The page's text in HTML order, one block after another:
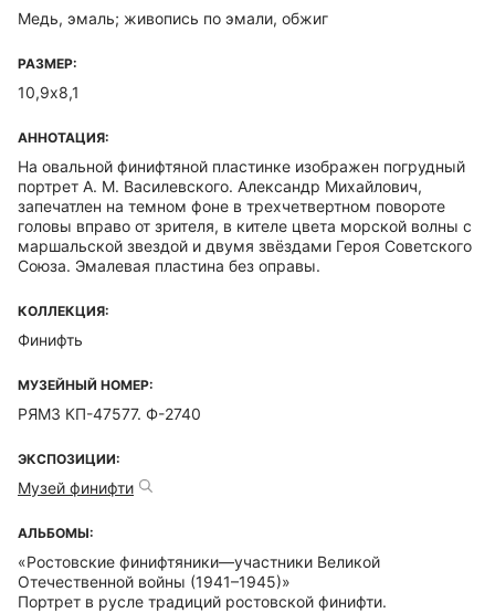
Медь, эмаль; живопись по эмали, обжиг
РАЗМЕР:
10,9х8,1
АННОТАЦИЯ:
На овальной финифтяной пластинке изображен погрудный
портрет А. М. Василевского. Александр Михайлович,
запечатлен на темном фоне в трехчетвертном повороте
головы вправо от зрителя, в кителе цвета морской волны с
маршальской звездой и двумя звёздами Героя Советского
Союза. Эмалевая пластина без оправы.
КОЛЛЕКЦИЯ:
Финифть
МУЗЕЙНЫЙ НОМЕР:
РЯМЗ КП-47577. Ф-2740
ЭКСПОЗИЦИИ:
Музей финифти
АЛЬБОМЫ:
«Ростовские финифтяники—участники Великой
Отечественной войны (1941–1945)»
Портрет в русле традиций ростовской финифти.